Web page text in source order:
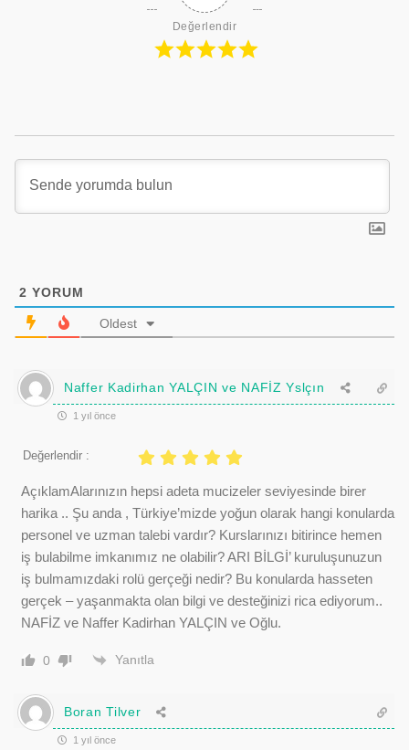
Değerlendir
2 YORUM
Oldest
Naffer Kadirhan YALÇIN ve NAFİZ Yslçın
1 yıl önce
Değerlendir :
AçıklamAlarınızın hepsi adeta mucizeler seviyesinde birer
harika .. Şu anda , Türkiye’mizde yoğun olarak hangi konularda
personel ve uzman talebi vardır? Kurslarınızı bitirince hemen
iş bulabilme imkanımız ne olabilir? ARI BİLGİ’ kuruluşunuzun
iş bulmamızdaki rolü gerçeği nedir? Bu konularda hasseten
gerçek – yaşanmakta olan bilgi ve desteğinizi rica ediyorum..
NAFİZ ve Naffer Kadirhan YALÇIN ve Oğlu.
0 Yanıtla
Boran Tilver
1 yıl önce